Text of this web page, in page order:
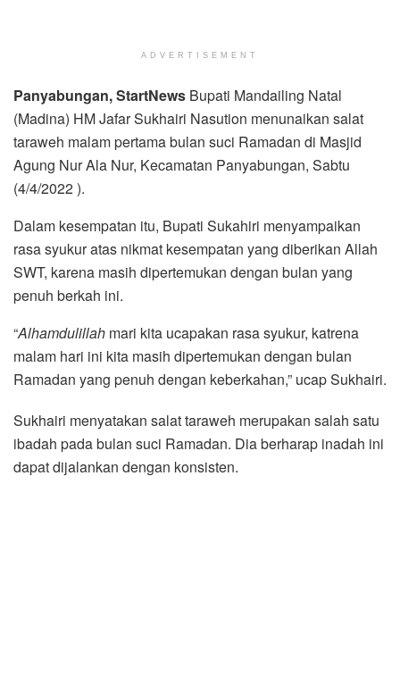
ADVERTISEMENT
Panyabungan, StartNews Bupati Mandailing Natal
(Madina) HM Jafar Sukhairi Nasution menunaikan salat
taraweh malam pertama bulan suci Ramadan di Masjid
Agung Nur Ala Nur, Kecamatan Panyabungan, Sabtu
(4/4/2022 ).
Dalam kesempatan itu, Bupati Sukahiri menyampaikan
rasa syukur atas nikmat kesempatan yang diberikan Allah
SWT, karena masih dipertemukan dengan bulan yang
penuh berkah ini.
“Alhamdulillah mari kita ucapakan rasa syukur, katrena
malam hari ini kita masih dipertemukan dengan bulan
Ramadan yang penuh dengan keberkahan,” ucap Sukhairi.
Sukhairi menyatakan salat taraweh merupakan salah satu
ibadah pada bulan suci Ramadan. Dia berharap inadah ini
dapat dijalankan dengan konsisten.